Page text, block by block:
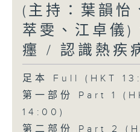
(主持：葉韻怡
萃雯、江卓儀)
癦 / 認識熱疾
足本 Full (HKT
第一部份 Part 1
14:00)
第二部份 Part 2